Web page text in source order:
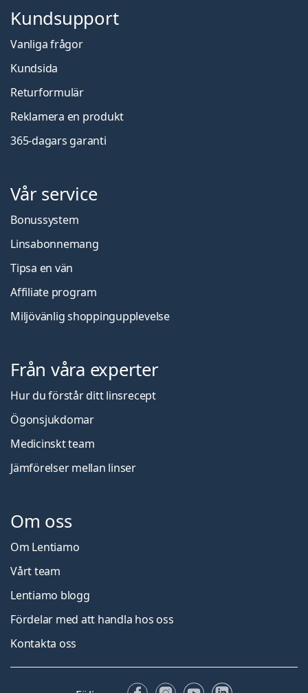
Kundsupport
Vanliga frågor
Kundsida
Returformulär
Reklamera en produkt
365-dagars garanti
Vår service
Bonussystem
Linsabonnemang
Tipsa en vän
Affiliate program
Miljövänlig shoppingupplevelse
Från våra experter
Hur du förstår ditt linsrecept
Ögonsjukdomar
Medicinskt team
Jämförelser mellan linser
Om oss
Om Lentiamo
Vårt team
Lentiamo blogg
Fördelar med att handla hos oss
Kontakta oss
FacebookInstagram
YouTubeLinkedIn